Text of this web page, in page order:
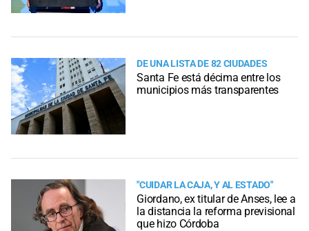
DE UNA LISTA DE 82 CIUDADES
Santa Fe está décima entre los
municipios más transparentes
"CUIDAR LA CAJA, Y AL ESTADO"
Giordano, ex titular de Anses, lee a
la distancia la reforma previsional
que hizo Córdoba